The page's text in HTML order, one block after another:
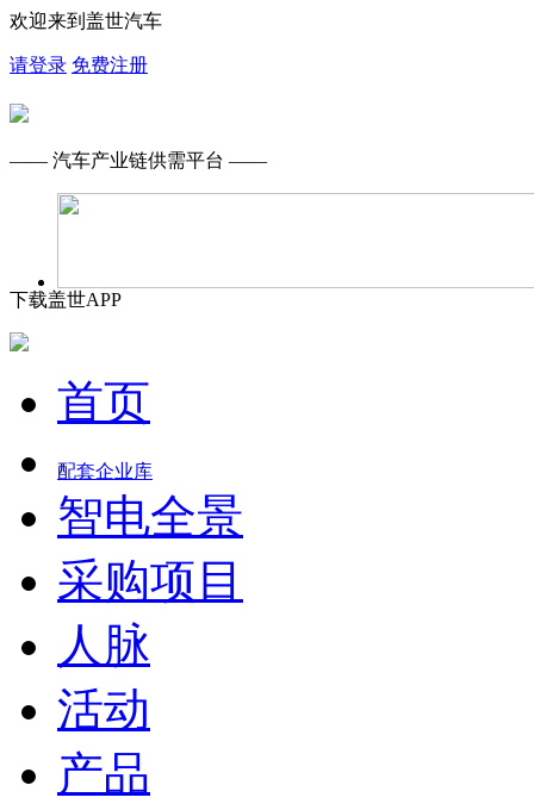
欢迎来到盖世汽车
请登录 免费注册
—— 汽车产业链供需平台 ——
下载盖世APP
首页
配套企业库
智电全景
采购项目
人脉
活动
产品